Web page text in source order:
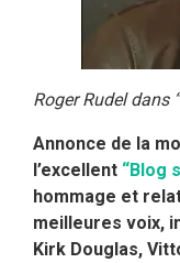
Roger Rudel dans
Annonce de la
l’excellent “Blog
hommage et
meilleures voix,
Kirk Douglas,